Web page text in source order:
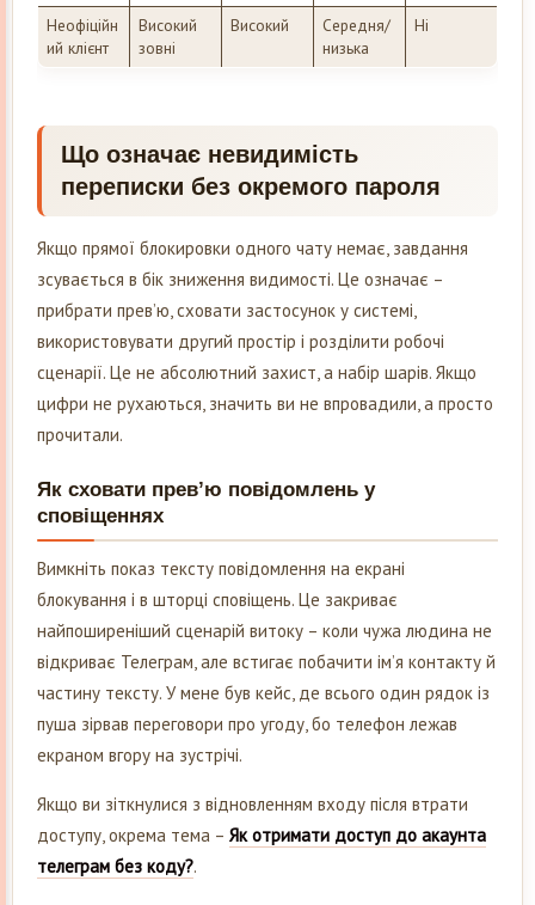
Неофіційн
ий клієнт
Високий
зовні
Високий
Середня/
низька
Ні
Що означає невидимість
переписки без окремого пароля
Якщо прямої блокировки одного чату немає, завдання
зсувається в бік зниження видимості. Це означає –
прибрати превʼю, сховати застосунок у системі,
використовувати другий простір і розділити робочі
сценарії. Це не абсолютний захист, а набір шарів. Якщо
цифри не рухаються, значить ви не впровадили, а просто
прочитали.
Як сховати превʼю повідомлень у
сповіщеннях
Вимкніть показ тексту повідомлення на екрані
блокування і в шторці сповіщень. Це закриває
найпоширеніший сценарій витоку – коли чужа людина не
відкриває Телеграм, але встигає побачити імʼя контакту й
частину тексту. У мене був кейс, де всього один рядок із
пуша зірвав переговори про угоду, бо телефон лежав
екраном вгору на зустрічі.
Якщо ви зіткнулися з відновленням входу після втрати
доступу, окрема тема – Як отримати доступ до акаунта
телеграм без коду?.